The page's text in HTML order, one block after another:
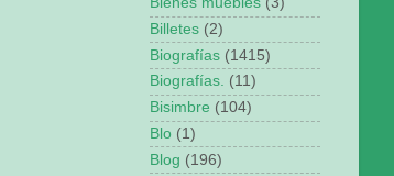
Billetes (2)
Biografías (1415)
Biografías. (11)
Bisimbre (104)
Blo (1)
Blog (196)